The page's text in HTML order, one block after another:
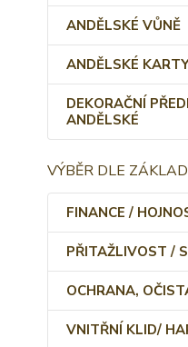
ANDĚLSKÉ VŮNĚ
ANDĚLSKÉ
DEKORAČNÍ
ANDĚLSKÉ
VÝBĚR DLE
FINANCE /
PŘITAŽLIVOST /
OCHRANA,
VNITŘNÍ KLID/